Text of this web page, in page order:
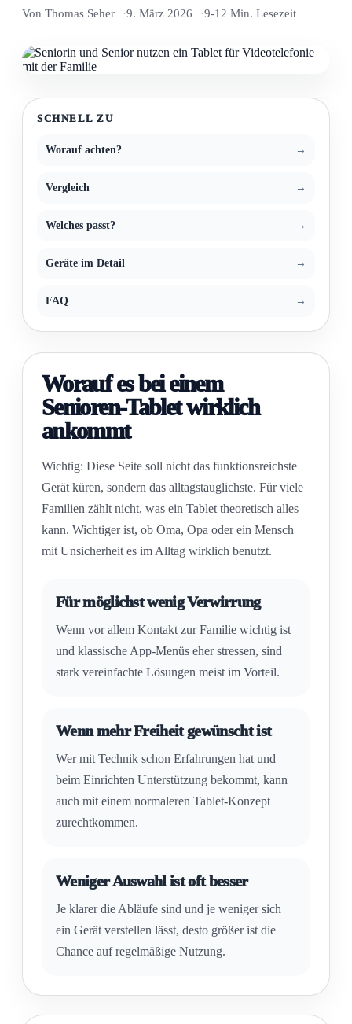
Von Thomas Seher 9. März 2026 9-12 Min. Lesezeit
SCHNELL ZU
Worauf achten?
Vergleich
Welches passt?
Geräte im Detail
FAQ
Worauf es bei einem
Senioren-Tablet wirklich
ankommt
Wichtig: Diese Seite soll nicht das funktionsreichste
Gerät küren, sondern das alltagstauglichste. Für viele
Familien zählt nicht, was ein Tablet theoretisch alles
kann. Wichtiger ist, ob Oma, Opa oder ein Mensch
mit Unsicherheit es im Alltag wirklich benutzt.
Für möglichst wenig Verwirrung
Wenn vor allem Kontakt zur Familie wichtig ist
und klassische App-Menüs eher stressen, sind
stark vereinfachte Lösungen meist im Vorteil.
Wenn mehr Freiheit gewünscht ist
Wer mit Technik schon Erfahrungen hat und
beim Einrichten Unterstützung bekommt, kann
auch mit einem normaleren Tablet-Konzept
zurechtkommen.
Weniger Auswahl ist oft besser
Je klarer die Abläufe sind und je weniger sich
ein Gerät verstellen lässt, desto größer ist die
Chance auf regelmäßige Nutzung.